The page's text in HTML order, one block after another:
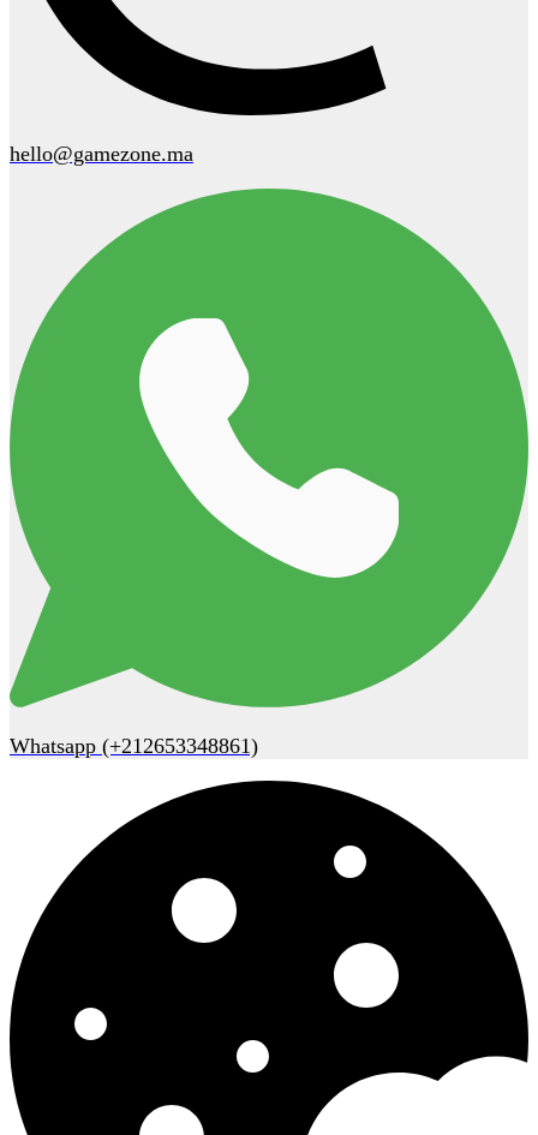
hello@gamezone.ma
Whatsapp (+212653348861)